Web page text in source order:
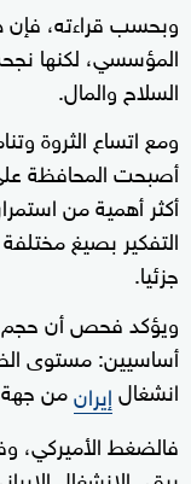
وبحسب قراءته، فإن
المؤسسي، لكنها
السلاح والمال.
ومع اتساع الثروة
أصبحت المحافظة
أكثر أهمية من
التفكير بصيغ
جزئيا.
ويؤكد فحص أن حجم
أساسيين: مستوى
انشغالإيرانمن
فالضغط الأميركي،